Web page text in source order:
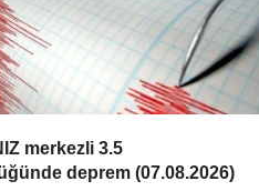
merkezli 3.5
deprem (07.08.2026)